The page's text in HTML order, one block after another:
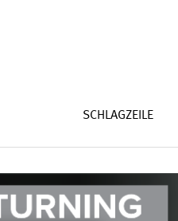
SCHLAGZEILE